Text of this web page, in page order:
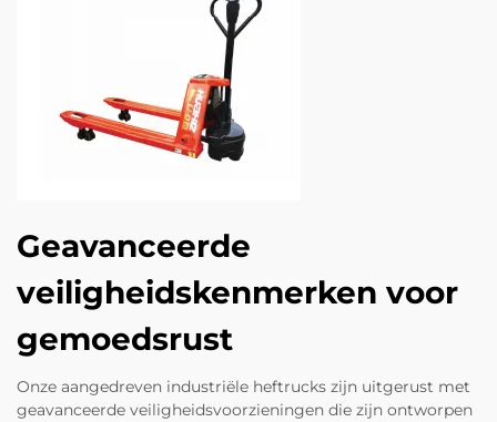
Geavanceerde
veiligheidskenmerken voor
gemoedsrust
Onze aangedreven industriële heftrucks zijn uitgerust met
geavanceerde veiligheidsvoorzieningen die zijn ontworpen